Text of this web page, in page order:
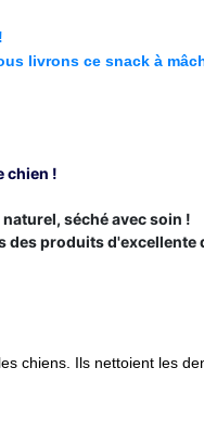
livrons ce snack à
chien !
séché avec soin !
des produits d'excellente
chiens. Ils nettoient les